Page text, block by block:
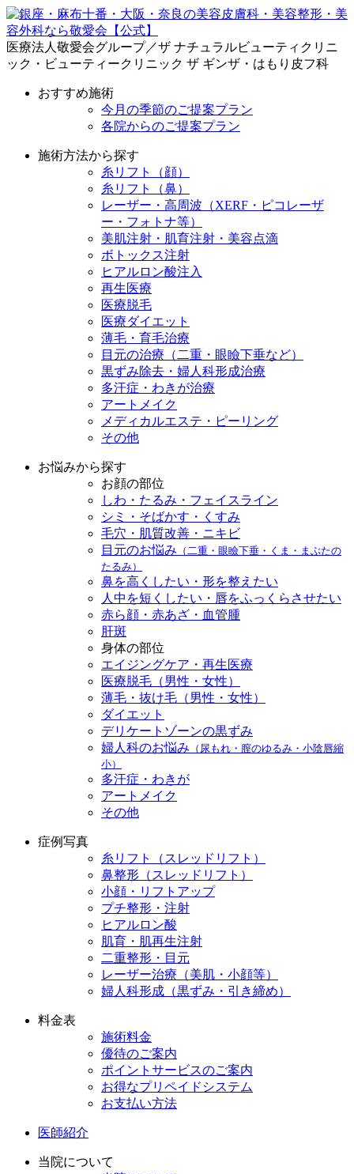
医療法人敬愛会グループ／ザ ナチュラルビューティクリニ
ック・ビューティークリニック ザ ギンザ・はもり皮フ科
おすすめ施術
今月の季節のご提案プラン
各院からのご提案プラン
施術方法から探す
糸リフト（顔）
糸リフト（鼻）
レーザー・高周波（XERF・ピコレーザ
ー・フォトナ等）
美肌注射・肌育注射・美容点滴
ボトックス注射
ヒアルロン酸注入
再生医療
医療脱毛
医療ダイエット
薄毛・育毛治療
目元の治療（二重・眼瞼下垂など）
黒ずみ除去・婦人科形成治療
多汗症・わきが治療
アートメイク
メディカルエステ・ピーリング
その他
お悩みから探す
お顔の部位
しわ・たるみ・フェイスライン
シミ・そばかす・くすみ
毛穴・肌質改善・ニキビ
目元のお悩み （二重・眼瞼下垂・くま・まぶたの
たるみ）
鼻を高くしたい・形を整えたい
人中を短くしたい・唇をふっくらさせたい
赤ら顔・赤あざ・血管腫
肝斑
身体の部位
エイジングケア・再生医療
医療脱毛（男性・女性）
薄毛・抜け毛（男性・女性）
ダイエット
デリケートゾーンの黒ずみ
婦人科のお悩み （尿もれ・膣のゆるみ・小陰唇縮
小）
多汗症・わきが
アートメイク
その他
症例写真
糸リフト（スレッドリフト）
鼻整形（スレッドリフト）
小顔・リフトアップ
プチ整形・注射
ヒアルロン酸
肌育・肌再生注射
二重整形・目元
レーザー治療（美肌・小顔等）
婦人科形成（黒ずみ・引き締め）
料金表
施術料金
優待のご案内
ポイントサービスのご案内
お得なプリペイドシステム
お支払い方法
医師紹介
当院について